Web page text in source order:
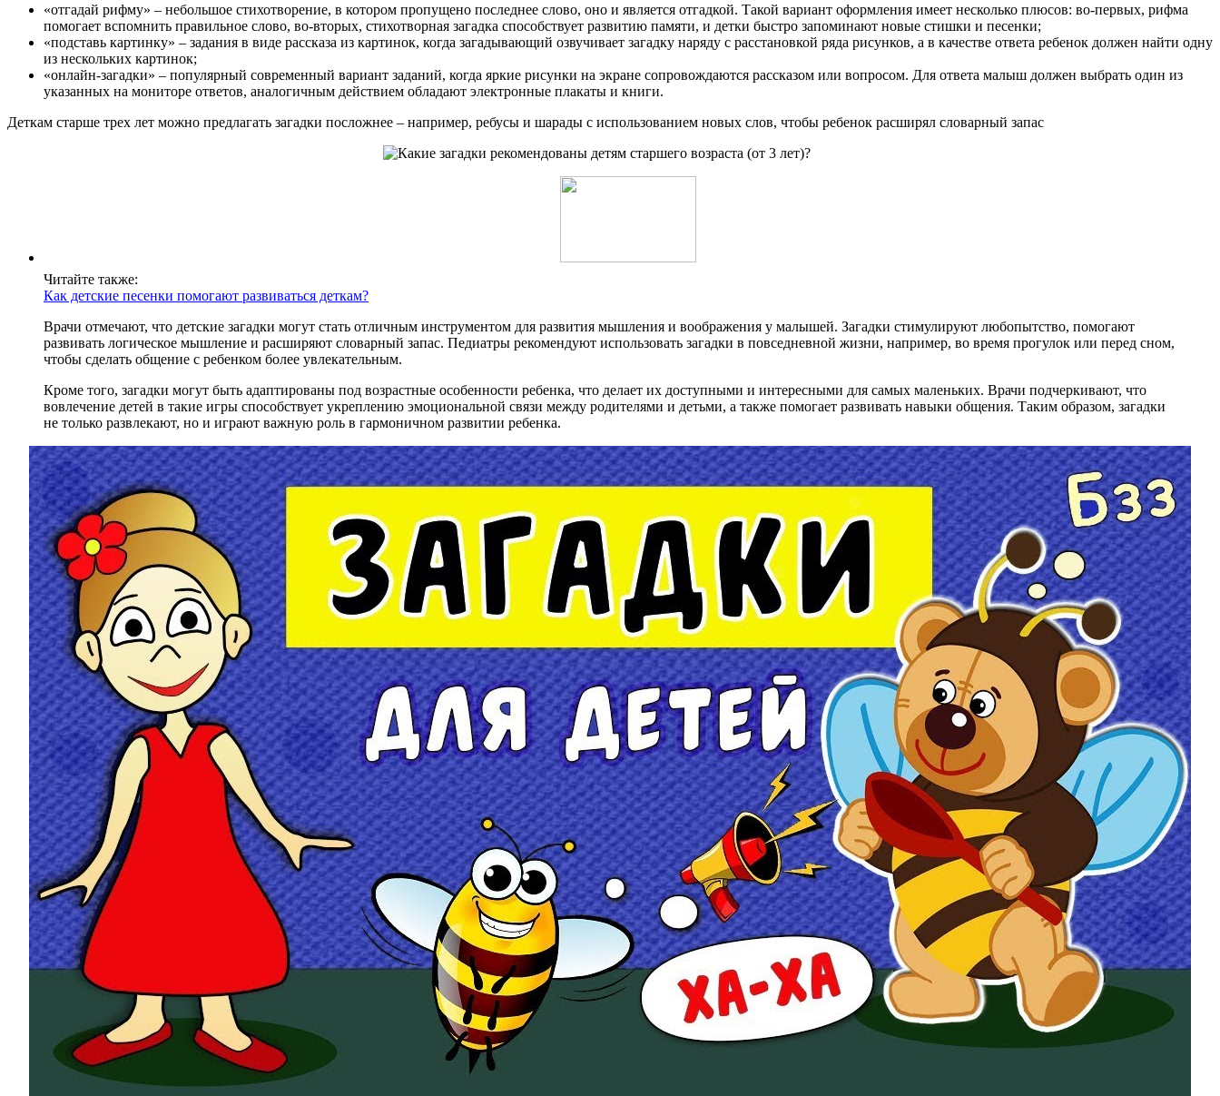
«отгадай рифму» – небольшое стихотворение, в котором пропущено последнее слово, оно и является отгадкой. Такой вариант оформления имеет несколько плюсов: во-первых, рифма
помогает вспомнить правильное слово, во-вторых, стихотворная загадка способствует развитию памяти, и детки быстро запоминают новые стишки и песенки;
«подставь картинку» – задания в виде рассказа из картинок, когда загадывающий озвучивает загадку наряду с расстановкой ряда рисунков, а в качестве ответа ребенок должен найти одну
из нескольких картинок;
«онлайн-загадки» – популярный современный вариант заданий, когда яркие рисунки на экране сопровождаются рассказом или вопросом. Для ответа малыш должен выбрать один из
указанных на мониторе ответов, аналогичным действием обладают электронные плакаты и книги.
Деткам старше трех лет можно предлагать загадки посложнее – например, ребусы и шарады с использованием новых слов, чтобы ребенок расширял словарный запас
Читайте также:
Как детские песенки помогают развиваться деткам?
Врачи отмечают, что детские загадки могут стать отличным инструментом для развития мышления и воображения у малышей. Загадки стимулируют любопытство, помогают
развивать логическое мышление и расширяют словарный запас. Педиатры рекомендуют использовать загадки в повседневной жизни, например, во время прогулок или перед сном,
чтобы сделать общение с ребенком более увлекательным.
Кроме того, загадки могут быть адаптированы под возрастные особенности ребенка, что делает их доступными и интересными для самых маленьких. Врачи подчеркивают, что
вовлечение детей в такие игры способствует укреплению эмоциональной связи между родителями и детьми, а также помогает развивать навыки общения. Таким образом, загадки
не только развлекают, но и играют важную роль в гармоничном развитии ребенка.